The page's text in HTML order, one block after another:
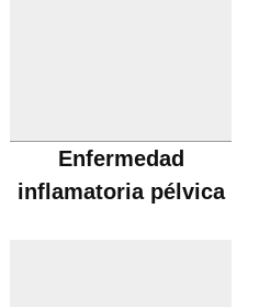
Enfermedad
inflamatoria pélvica